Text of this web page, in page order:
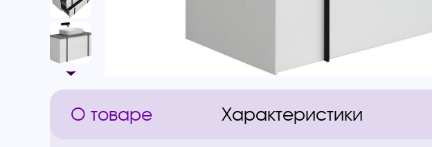
О товаре Характеристики